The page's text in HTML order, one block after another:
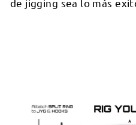
de jigging sea lo más